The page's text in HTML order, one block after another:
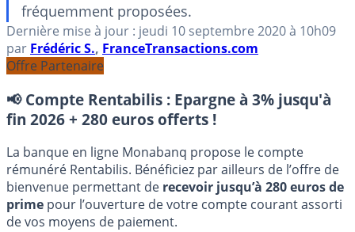
fréquemment proposées.
Dernière mise à jour : jeudi 10 septembre 2020à 10h09
par Frédéric S., FranceTransactions.com
Offre Partenaire
📢 Compte Rentabilis : Epargne à 3% jusqu'à
fin 2026 + 280 euros offerts !
La banque en ligne Monabanq propose le compte
rémunéré Rentabilis. Bénéficiez par ailleurs de l’offre de
bienvenue permettant de recevoir jusqu’à 280 euros de
prime pour l’ouverture de votre compte courant assorti
de vos moyens de paiement.